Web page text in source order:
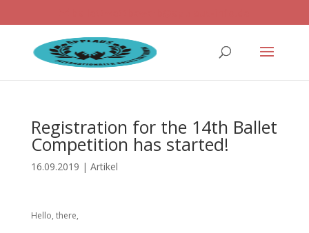
Registration for the 14th Ballet
Competition has started!
16.09.2019 | Artikel
Hello, there,